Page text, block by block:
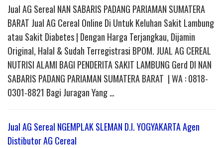
Jual AG Sereal NAN SABARIS PADANG PARIAMAN SUMATERA
BARAT Jual AG Cereal Online Di Untuk Keluhan Sakit Lambung
atau Sakit Diabetes | Dengan Harga Terjangkau, Dijamin
Original, Halal & Sudah Terregistrasi BPOM. JUAL AG CEREAL
NUTRISI ALAMI BAGI PENDERITA SAKIT LAMBUNG Gerd DI NAN
SABARIS PADANG PARIAMAN SUMATERA BARAT | WA : 0818-
0301-8821 Bagi Juragan Yang …
Jual AG Sereal NGEMPLAK SLEMAN D.I. YOGYAKARTA Agen
Distibutor AG Cereal